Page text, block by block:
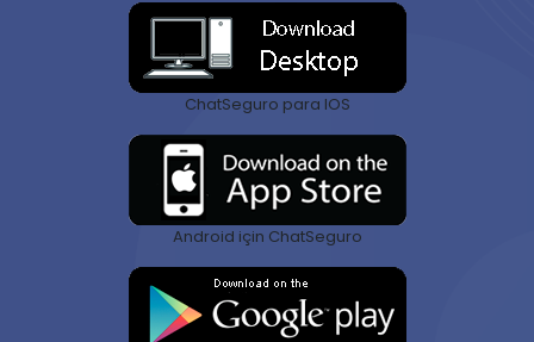
ChatSeguro para IOS
Android için ChatSeguro